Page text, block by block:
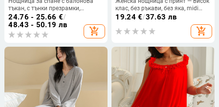
тъкан, с тънки презрамки,
квадратна яка, полиестерен плат,
средна дебелина
24.76 - 25.66 €/
48.43 - 50.19 лв
add_shopping_cart
клас, без ръкави, без яка, midi
дължина, памук-сатенова смес.
19.24€/37.63 лв
add_shopping_cart